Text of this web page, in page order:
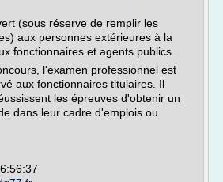
(sous réserve de remplir les
aux personnes extérieures à la
fonctionnaires et agents publics.
l'examen professionnel est
aux fonctionnaires titulaires. Il
les épreuves d'obtenir un
dans leur cadre d'emplois ou